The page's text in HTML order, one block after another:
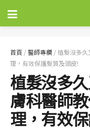
首頁 /醫師專欄 /植髮沒多久
理，有效保護髮質及頭皮!
植髮沒多
膚科醫師
理，有效